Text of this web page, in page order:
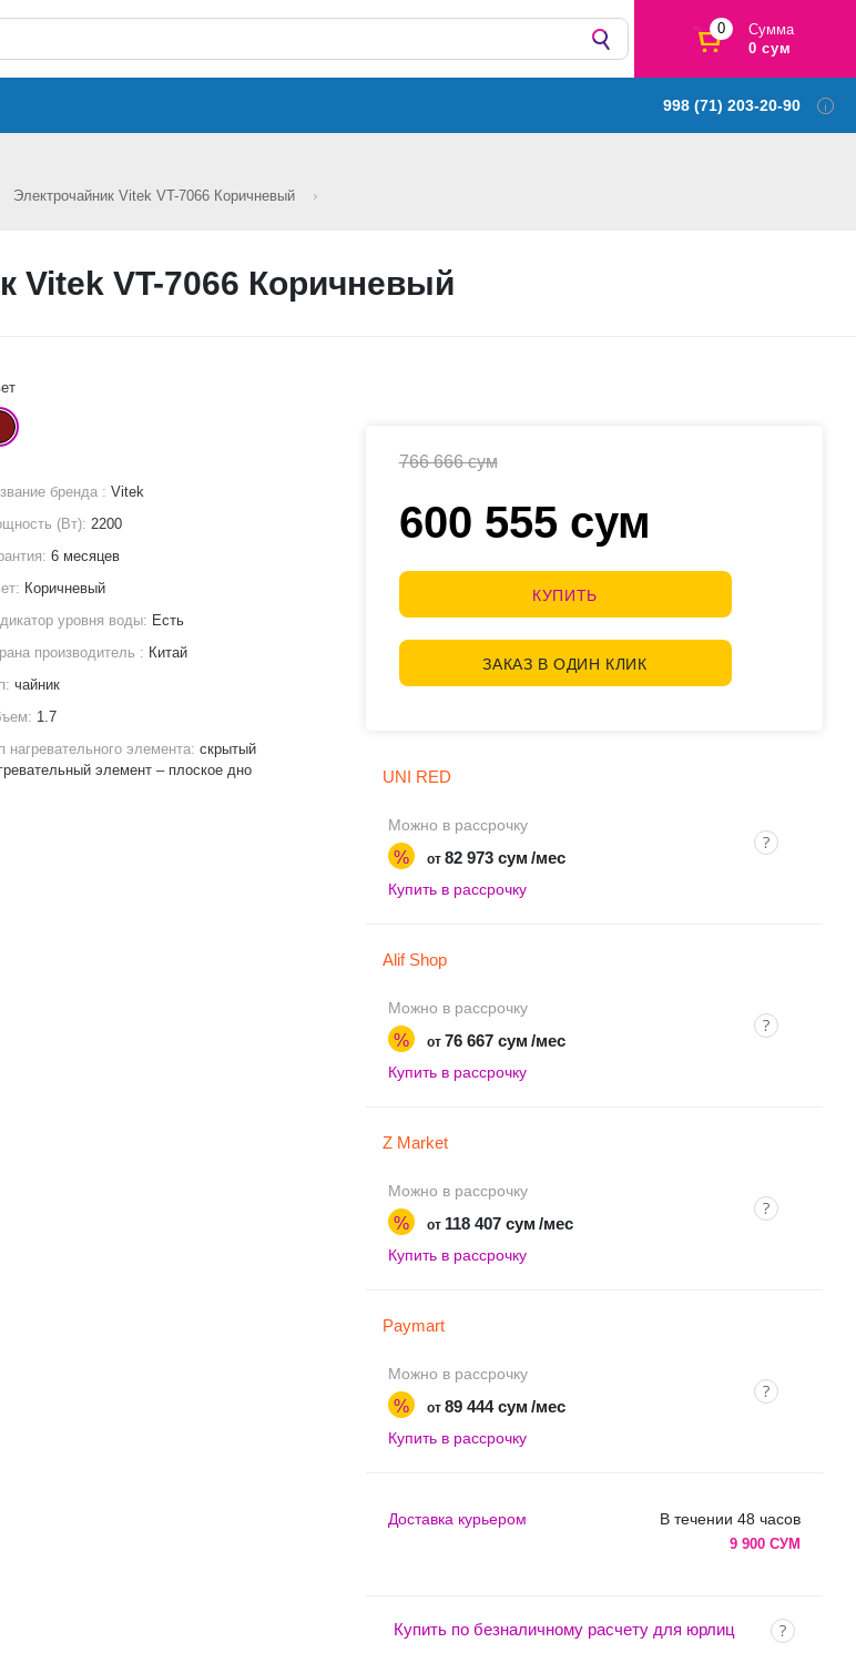
0
Сумма
0 сум
998 (71) 203-20-90
Электрочайник Vitek VT-7066 Коричневый
Vitek VT-7066 Коричневый
766 666 сум
600 555 сум
КУПИТЬ
ЗАКАЗ В ОДИН КЛИК
UNI RED
Можно в рассрочку
% от 82 973 сум /мес
Купить в рассрочку
Alif Shop
Можно в рассрочку
% от 76 667 сум /мес
Купить в рассрочку
Z Market
Можно в рассрочку
% от 118 407 сум /мес
Купить в рассрочку
Paymart
Можно в рассрочку
% от 89 444 сум /мес
Купить в рассрочку
Доставка курьером В течении 48 часов
9 900 СУМ
Купить по безналичному расчету для юрлиц
бренда :Vitek
(Вт):2200
6 месяцев
Коричневый
уровня воды: Есть
производитель : Китай
чайник
1.7
нагревательного элемента:скрытый
элемент – плоское дно